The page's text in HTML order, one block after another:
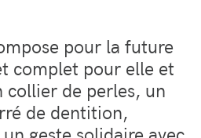
pour la future
complet pour elle et
collier de perles, un
de dentition,